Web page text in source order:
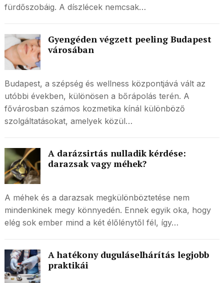
fürdőszobáig. A díszlécek nemcsak…
Gyengéden végzett peeling Budapest
városában
Budapest, a szépség és wellness központjává vált az
utóbbi években, különösen a bőrápolás terén. A
fővárosban számos kozmetika kínál különböző
szolgáltatásokat, amelyek közül…
A darázsirtás nulladik kérdése:
darazsak vagy méhek?
A méhek és a darazsak megkülönböztetése nem
mindenkinek megy könnyedén. Ennek egyik oka, hogy
elég sok ember mind a két élőlénytől fél, így…
A hatékony duguláselhárítás legjobb
praktikái